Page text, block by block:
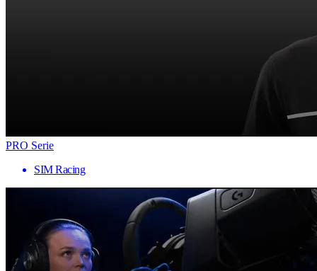
PRO Serie
SIM Racing